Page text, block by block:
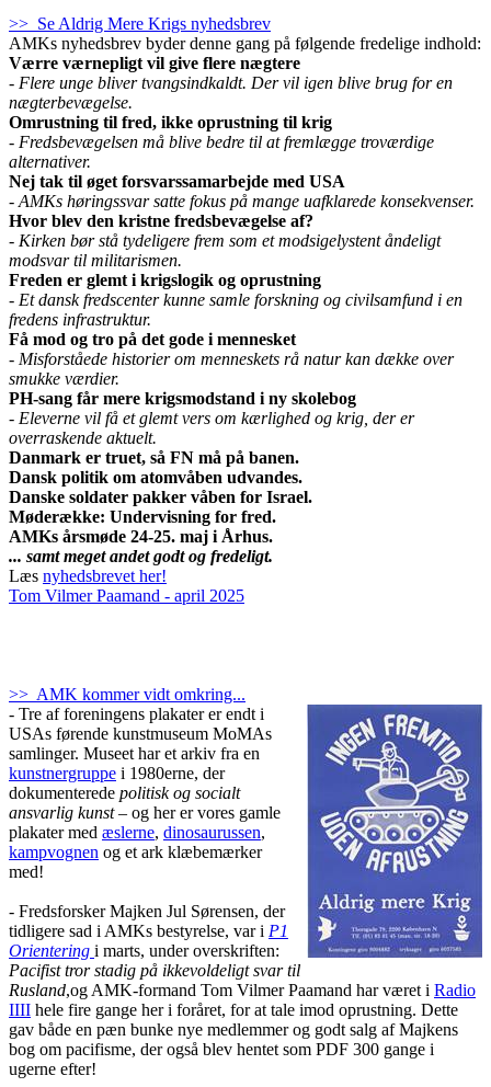
>> Se Aldrig Mere Krigs nyhedsbrev
AMKs nyhedsbrev byder denne gang på følgende fredelige indhold:
Værre værnepligt vil give flere nægtere
- Flere unge bliver tvangsindkaldt. Der vil igen blive brug for en
nægterbevægelse.
Omrustning til fred, ikke oprustning til krig
- Fredsbevægelsen må blive bedre til at fremlægge troværdige
alternativer.
Nej tak til øget forsvarssamarbejde med USA
- AMKs høringssvar satte fokus på mange uafklarede konsekvenser.
Hvor blev den kristne fredsbevægelse af?
- Kirken bør stå tydeligere frem som et modsigelystent åndeligt
modsvar til militarismen.
Freden er glemt i krigslogik og oprustning
- Et dansk fredscenter kunne samle forskning og civilsamfund i en
fredens infrastruktur.
Få mod og tro på det gode i mennesket
- Misforståede historier om menneskets rå natur kan dække over
smukke værdier.
PH-sang får mere krigsmodstand i ny skolebog
- Eleverne vil få et glemt vers om kærlighed og krig, der er
overraskende aktuelt.
Danmark er truet, så FN må på banen.
Dansk politik om atomvåben udvandes.
Danske soldater pakker våben for Israel.
Møderække: Undervisning for fred.
AMKs årsmøde 24-25. maj i Århus.
... samt meget andet godt og fredeligt.
Læs nyhedsbrevet her!
Tom Vilmer Paamand - april 2025
>> AMK kommer vidt omkring...
- Tre af foreningens plakater er endt i
USAs førende kunstmuseum MoMAs
samlinger. Museet har et arkiv fra en
kunstnergruppe i 1980erne, der
dokumenterede politisk og socialt
ansvarlig kunst– og her er vores gamle
plakater med æslerne, dinosaurussen,
kampvognen og et ark klæbemærker
med!
- Fredsforsker Majken Jul Sørensen, der
tidligere sad i AMKs bestyrelse, var i P1
Orientering i marts, under overskriften:
Pacifist tror stadig på ikkevoldeligt svar til
Rusland,og AMK-formand Tom Vilmer Paamand har været i Radio
IIII hele fire gange her i foråret, for at tale imod oprustning. Dette
gav både en pæn bunke nye medlemmer og godt salg af Majkens
bog om pacifisme, der også blev hentet som PDF 300 gange i
ugerne efter!